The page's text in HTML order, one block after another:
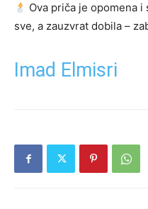
Ova priča je opomena i
sve, a zauzvrat dobila –
Imad Elmisri